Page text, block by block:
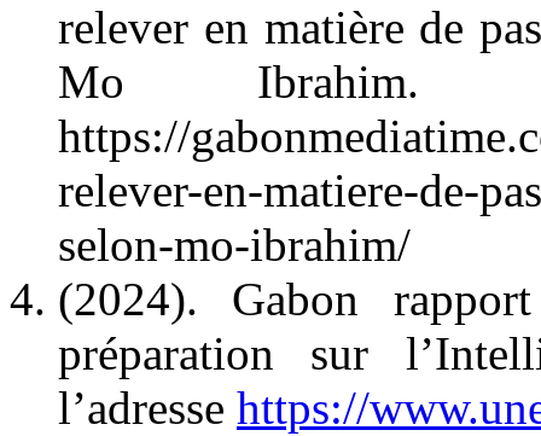
relever en matière de
Mo Ibrahim.
https://
relever-en-matiere-de-
selon-mo-ibrahim/
(2024). Gabon
préparation sur
l’adresse https://